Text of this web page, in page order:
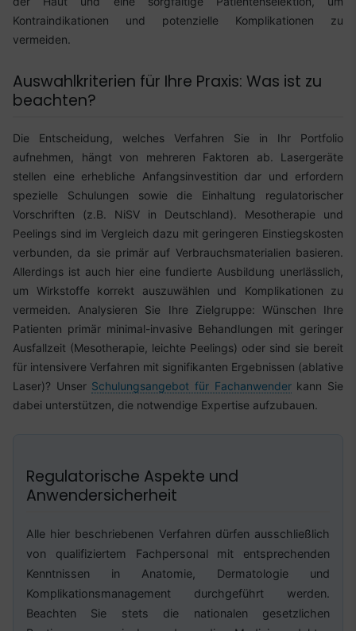
Kontraindikationen und potenzielle Komplikationen zu
vermeiden.
Auswahlkriterien für Ihre Praxis: Was ist zu
beachten?
Die Entscheidung, welches Verfahren Sie in Ihr Portfolio
aufnehmen, hängt von mehreren Faktoren ab. Lasergeräte
stellen eine erhebliche Anfangsinvestition dar und erfordern
spezielle Schulungen sowie die Einhaltung regulatorischer
Vorschriften (z.B. NiSV in Deutschland). Mesotherapie und
Peelings sind im Vergleich dazu mit geringeren Einstiegskosten
verbunden, da sie primär auf Verbrauchsmaterialien basieren.
Allerdings ist auch hier eine fundierte Ausbildung unerlässlich,
um Wirkstoffe korrekt auszuwählen und Komplikationen zu
vermeiden. Analysieren Sie Ihre Zielgruppe: Wünschen Ihre
Patienten primär minimal-invasive Behandlungen mit geringer
Ausfallzeit (Mesotherapie, leichte Peelings) oder sind sie bereit
für intensivere Verfahren mit signifikanten Ergebnissen (ablative
Laser)? Unser Schulungsangebot für Fachanwenderkann Sie
dabei unterstützen, die notwendige Expertise aufzubauen.
Regulatorische Aspekte und
Anwendersicherheit
Alle hier beschriebenen Verfahren dürfen ausschließlich
von qualifiziertem Fachpersonal mit entsprechenden
Kenntnissen in Anatomie, Dermatologie und
Komplikationsmanagement durchgeführt werden.
Beachten Sie stets die nationalen gesetzlichen